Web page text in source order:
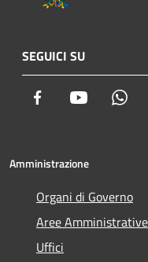
SEGUICI SU
Facebook Youtube
Amministrazione
Organi di Governo
Aree Amministrative
Uffici